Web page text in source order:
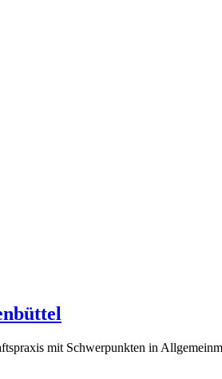
mit Schwerpunkten in